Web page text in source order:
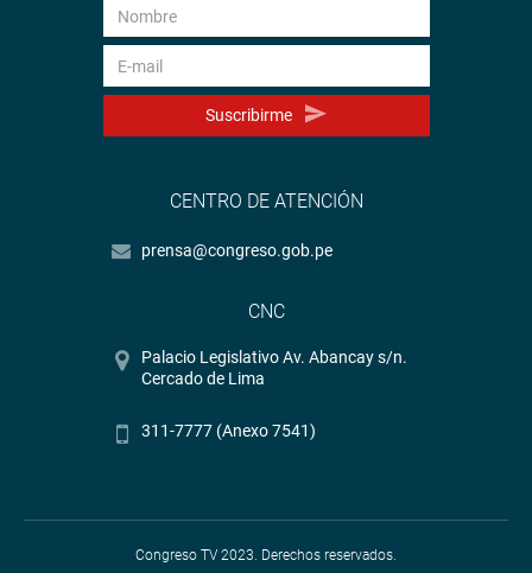
Suscribirme
CENTRO DE ATENCIÓN
prensa@congreso.gob.pe
CNC
Palacio Legislativo Av. Abancay s/n.
Cercado de Lima
311-7777 (Anexo 7541)
Congreso TV 2023. Derechos reservados.